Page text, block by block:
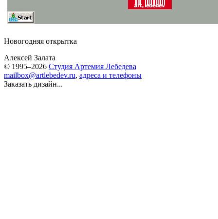
Новогодняя открытка
Алексей Залата
© 1995–2026 Студия Артемия Лебедева
mailbox@artlebedev.ru, адреса и телефоны
Заказать дизайн...